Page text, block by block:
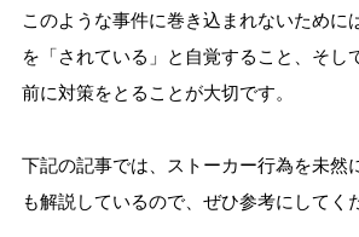
このような事件に巻き込まれないために
を「されている」と自覚すること、そし
前に対策をとることが大切です。
下記の記事では、ストーカー行為を未然
も解説しているので、ぜひ参考にしてく